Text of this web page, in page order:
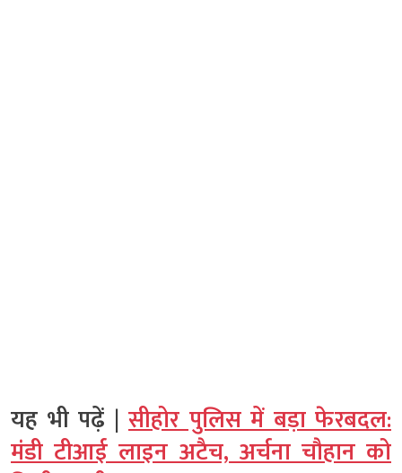
यह भी पढ़ें | सीहोर पुलिस में बड़ा फेरबदल:
मंडी टीआई लाइन अटैच, अर्चना चौहान को